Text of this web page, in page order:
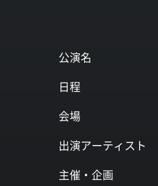
公演名
日程
会場
出演アーティスト
主催・企画